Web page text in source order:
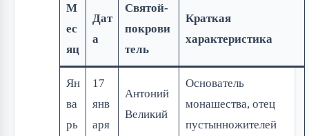
М
ес
яц
Дат
а
Святой-
покрови
тель
Краткая
характеристика
Ян
ва
рь
17
янв
аря
Антоний
Великий
Основатель
монашества, отец
пустынножителей